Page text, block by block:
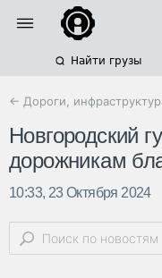
Найти грузы
← Дороги,
Новгородский
дорожникам
10:33, 23 Октября 2024